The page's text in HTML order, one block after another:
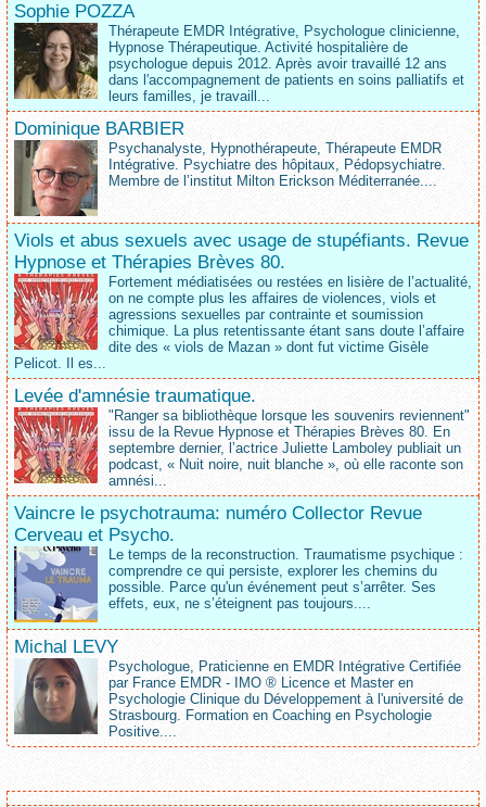
Sophie POZZA
Thérapeute EMDR Intégrative, Psychologue clinicienne,
Hypnose Thérapeutique. Activité hospitalière de
psychologue depuis 2012. Après avoir travaillé 12 ans
dans l'accompagnement de patients en soins palliatifs et
leurs familles, je travaill...
Dominique BARBIER
Psychanalyste, Hypnothérapeute, Thérapeute EMDR
Intégrative. Psychiatre des hôpitaux, Pédopsychiatre.
Membre de l’institut Milton Erickson Méditerranée....
Viols et abus sexuels avec usage de stupéfiants. Revue
Hypnose et Thérapies Brèves 80.
Fortement médiatisées ou restées en lisière de l’actualité,
on ne compte plus les affaires de violences, viols et
agressions sexuelles par contrainte et soumission
chimique. La plus retentissante étant sans doute l’affaire
dite des « viols de Mazan » dont fut victime Gisèle
Pelicot. Il es...
Levée d'amnésie traumatique.
"Ranger sa bibliothèque lorsque les souvenirs reviennent"
issu de la Revue Hypnose et Thérapies Brèves 80. En
septembre dernier, l’actrice Juliette Lamboley publiait un
podcast, « Nuit noire, nuit blanche », où elle raconte son
amnési...
Vaincre le psychotrauma: numéro Collector Revue
Cerveau et Psycho.
Le temps de la reconstruction. Traumatisme psychique :
comprendre ce qui persiste, explorer les chemins du
possible. Parce qu'un événement peut s’arrêter. Ses
effets, eux, ne s’éteignent pas toujours....
Michal LEVY
Psychologue, Praticienne en EMDR Intégrative Certifiée
par France EMDR - IMO ® Licence et Master en
Psychologie Clinique du Développement à l'université de
Strasbourg. Formation en Coaching en Psychologie
Positive....